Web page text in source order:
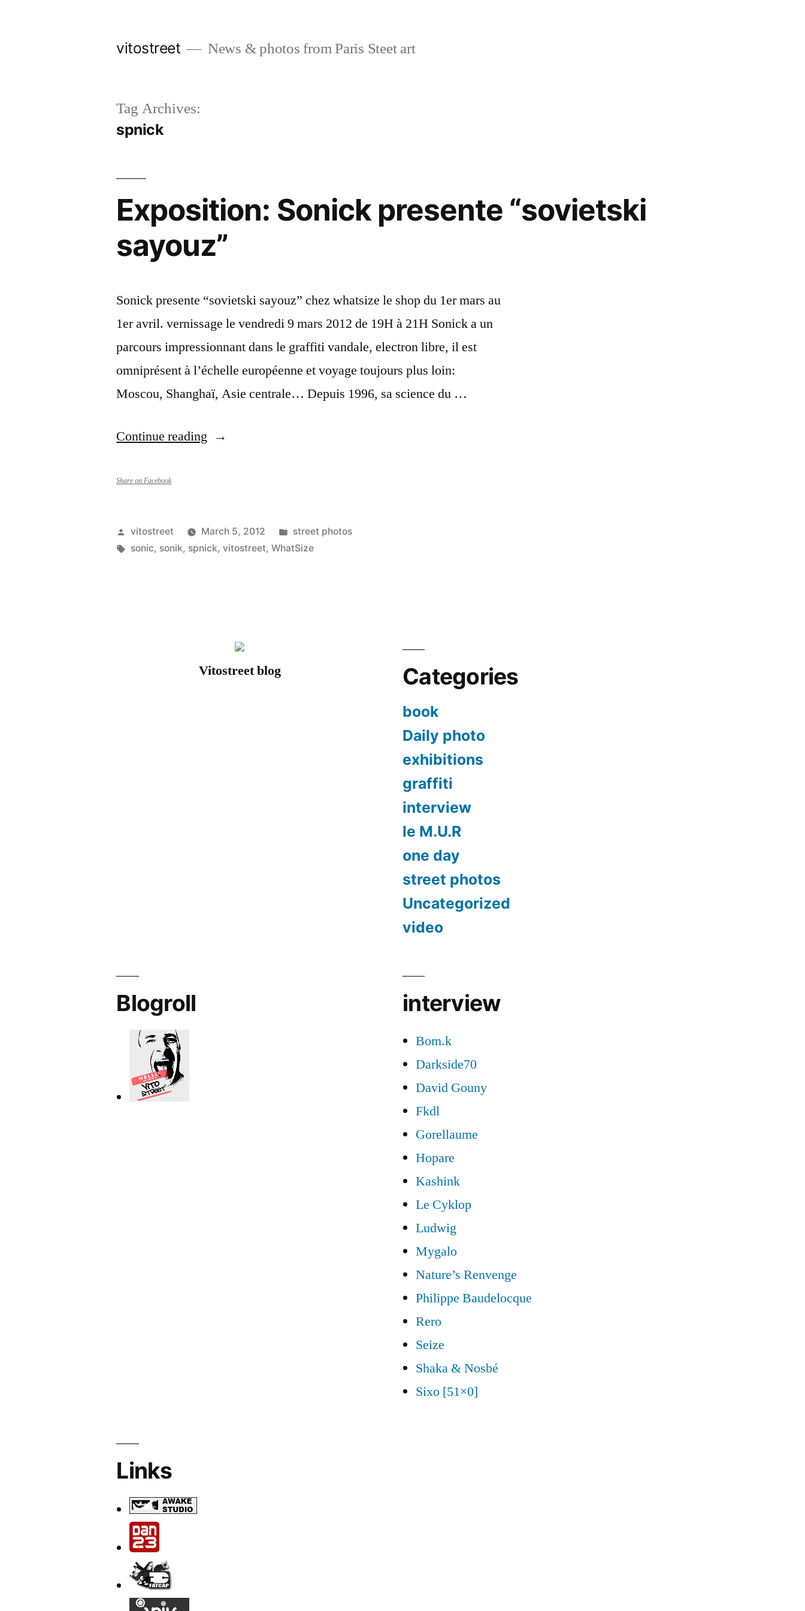
vitostreet News & photos from Paris Steet art
Tag Archives:
spnick
Exposition: Sonick presente “sovietski
sayouz”
Sonick presente “sovietski sayouz” chez whatsize le shop du 1er mars au
1er avril. vernissage le vendredi 9 mars 2012 de 19H à 21H Sonick a un
parcours impressionnant dans le graffiti vandale, electron libre, il est
omniprésent à l’échelle européenne et voyage toujours plus loin:
Moscou, Shanghaï, Asie centrale… Depuis 1996, sa science du …
Continue reading “Exposition:
sayouz””
Share on Facebook
Posted
by
vitostreet March 5, 2012
Posted
in
street photos
Tags:
sonic, sonik, spnick,vitostreet,WhatSize
Vitostreet blog Categories
book
Daily photo
exhibitions
graffiti
interview
le M.U.R
one day
street photos
Uncategorized
video
Blogroll interview
Bom.k
Darkside70
David Gouny
Fkdl
Gorellaume
Hopare
Kashink
Le Cyklop
Ludwig
Mygalo
Nature’s Renvenge
Philippe Baudelocque
Rero
Seize
Shaka & Nosbé
Sixo [51×0]
Links